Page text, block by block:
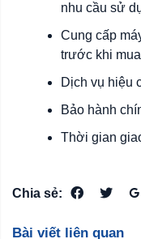
nhu cầu sử
Cung cấp
trước khi mua
Dịch vụ hiệu
Bảo hành
Thời gian
Chia sẻ:
Bài viết liên quan